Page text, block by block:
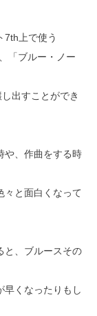
7th上で使う
「ブルー・ノー
出すことができ
や、作曲をする時
々と面白くなって
と、ブルースその
早くなったりもし